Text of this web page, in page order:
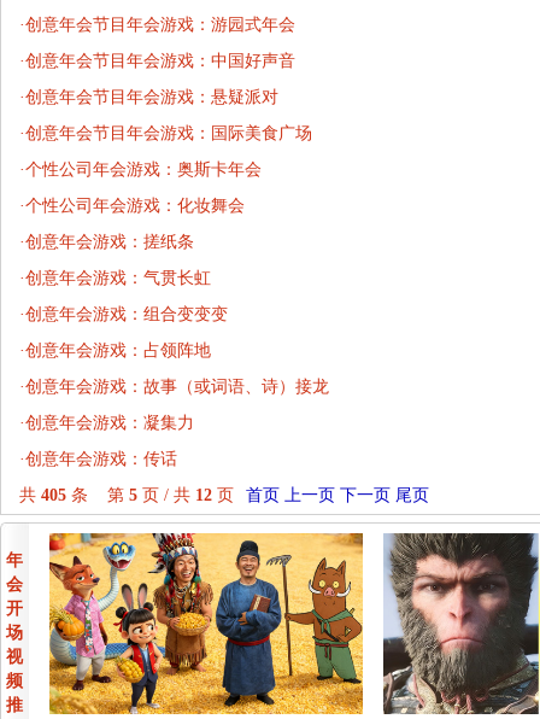
·创意年会节目年会游戏：游园式年会
·创意年会节目年会游戏：中国好声音
·创意年会节目年会游戏：悬疑派对
·创意年会节目年会游戏：国际美食广场
·个性公司年会游戏：奥斯卡年会
·个性公司年会游戏：化妆舞会
·创意年会游戏：搓纸条
·创意年会游戏：气贯长虹
·创意年会游戏：组合变变变
·创意年会游戏：占领阵地
·创意年会游戏：故事（或词语、诗）接龙
·创意年会游戏：凝集力
·创意年会游戏：传话
共 405 条 第 5 页 / 共 12 页 首页 上一页 下一页 尾页
年
会
开
场
视
频
推